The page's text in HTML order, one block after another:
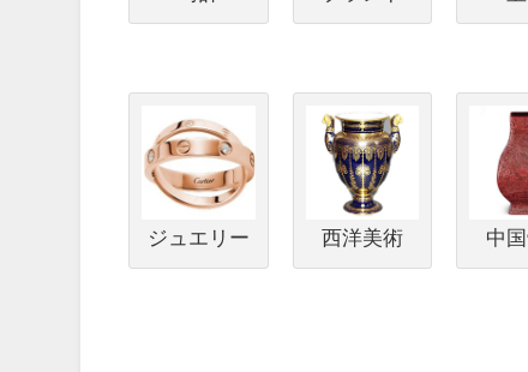
ジュエリー 西洋美術 中